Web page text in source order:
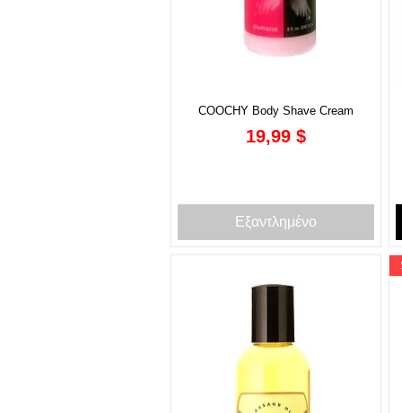
COOCHY Body Shave Cream
Τιμή
19,99 $
Εξαντλημένο